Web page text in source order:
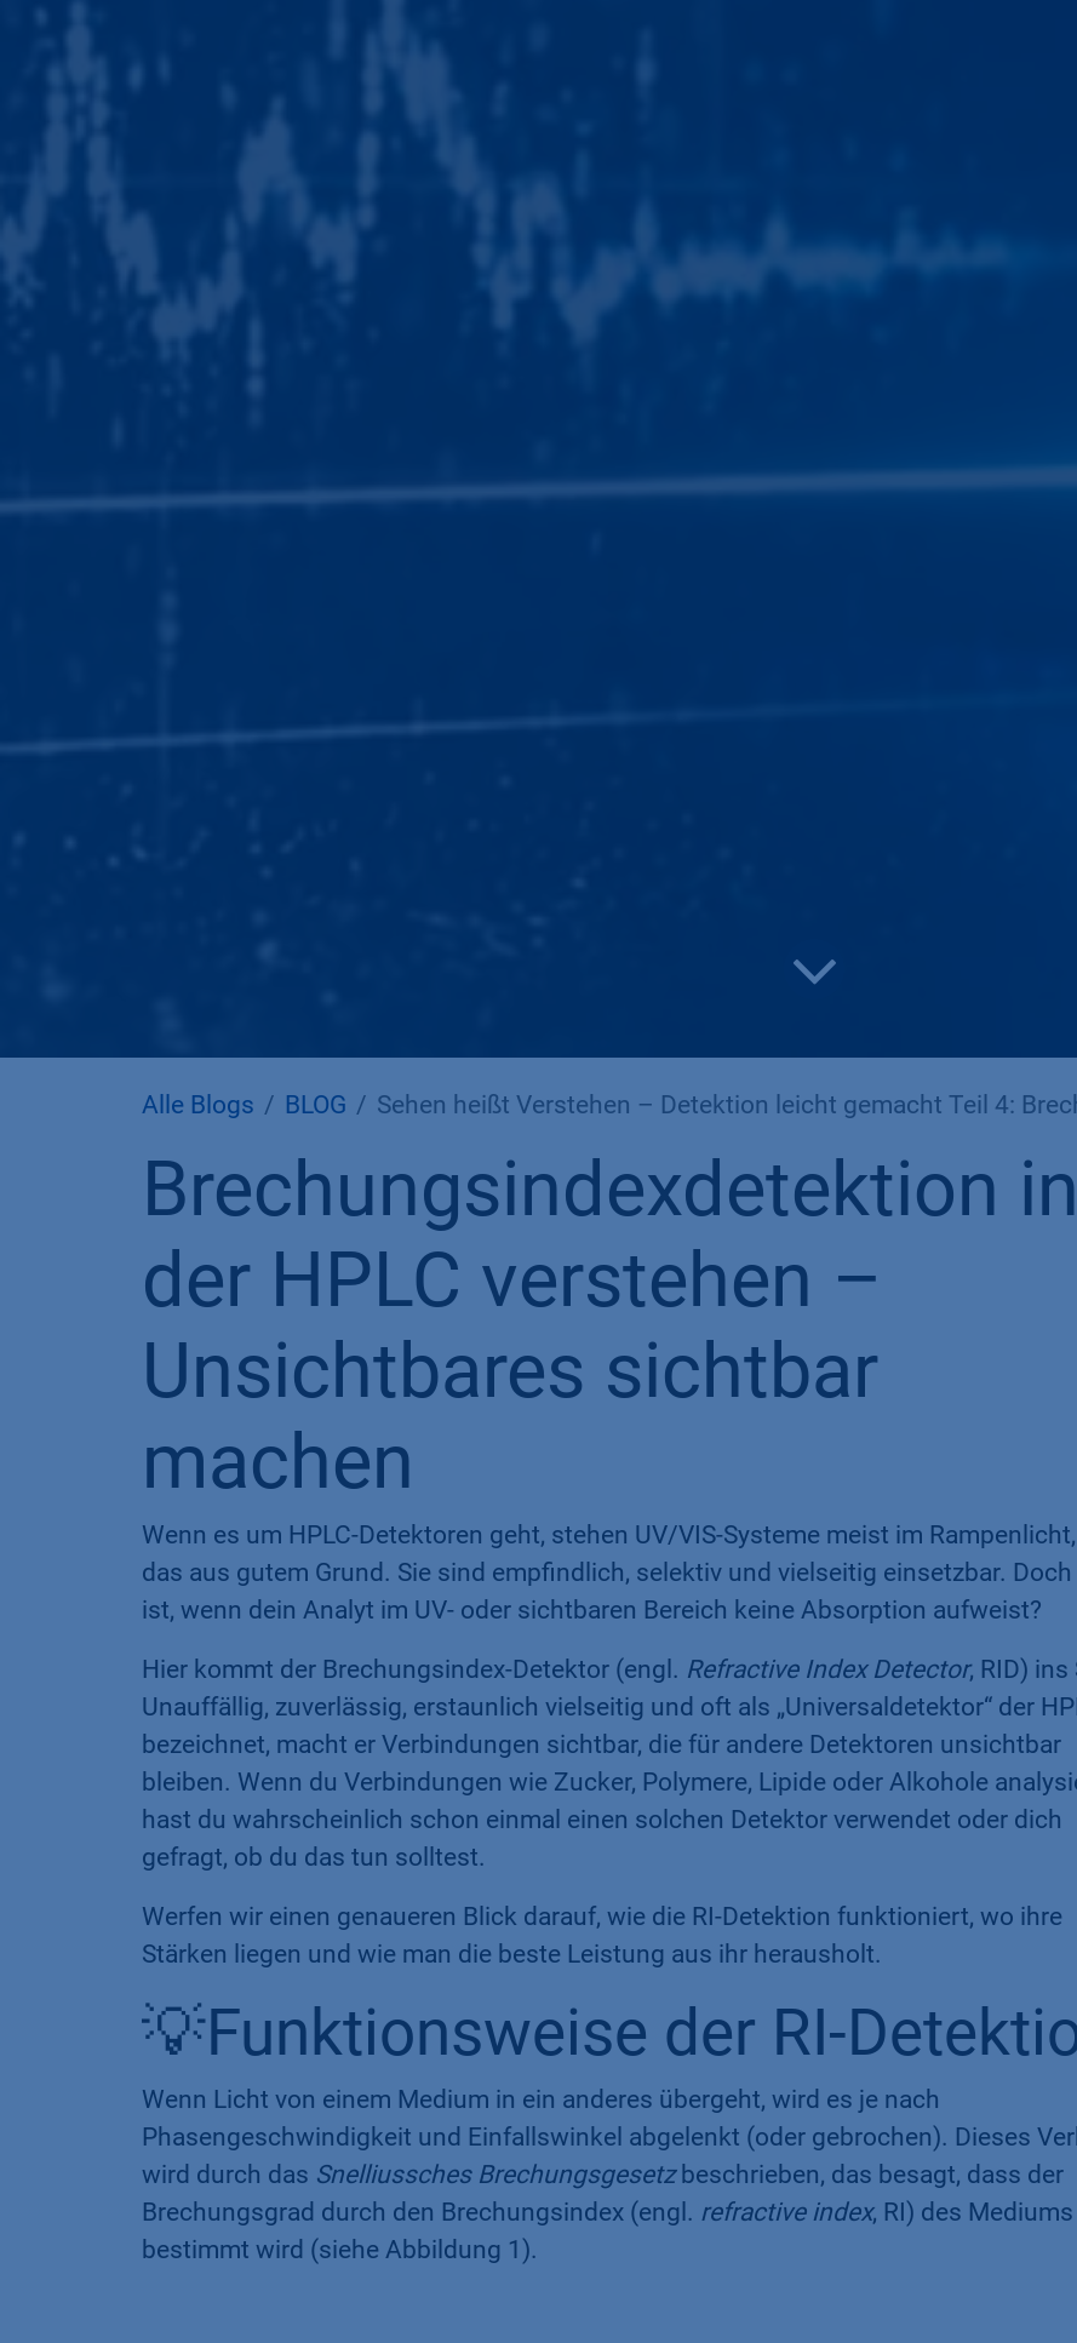
Alle Blogs BLOG Sehen heißt Verstehen – Detektion leicht gemacht Teil 4: Brechungsindex-
Brechungsindexdetektion in
der HPLC verstehen –
Unsichtbares sichtbar
machen
Wenn es um HPLC-Detektoren geht, stehen UV/VIS-Systeme meist im
das aus gutem Grund. Sie sind empfindlich, selektiv und vielseitig einsetzbar.
ist, wenn dein Analyt im UV- oder sichtbaren Bereich keine Absorption aufweist?
Hier kommt der Brechungsindex-Detektor (engl. Refractive Index Detector, RID) ins
Unauffällig, zuverlässig, erstaunlich vielseitig und oft als „Universaldetektor“ der
bezeichnet, macht er Verbindungen sichtbar, die für andere Detektoren unsichtbar
bleiben. Wenn du Verbindungen wie Zucker, Polymere, Lipide oder Alkohole
hast du wahrscheinlich schon einmal einen solchen Detektor verwendet oder dich
gefragt, ob du das tun solltest.
Werfen wir einen genaueren Blick darauf, wie die RI-Detektion funktioniert, wo ihre
Stärken liegen und wie man die beste Leistung aus ihr herausholt.
💡Funktionsweise der RI-
Wenn Licht von einem Medium in ein anderes übergeht, wird es je nach
Phasengeschwindigkeit und Einfallswinkel abgelenkt (oder gebrochen). Dieses
wird durch das Snelliussches Brechungsgesetzbeschrieben, das besagt, dass der
Brechungsgrad durch den Brechungsindex (engl. refractive index, RI) des Mediums
bestimmt wird (siehe Abbildung 1).